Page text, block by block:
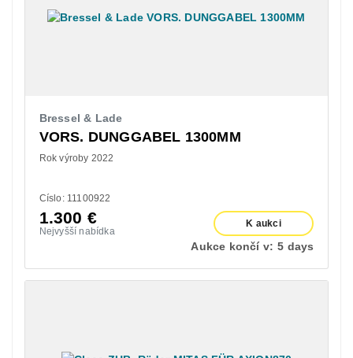
Bressel & Lade
VORS. DUNGGABEL 1300MM
Rok výroby 2022
Císlo: 11100922
1.300 €
Nejvyšší nabídka
K aukci
Aukce končí v: 5 days